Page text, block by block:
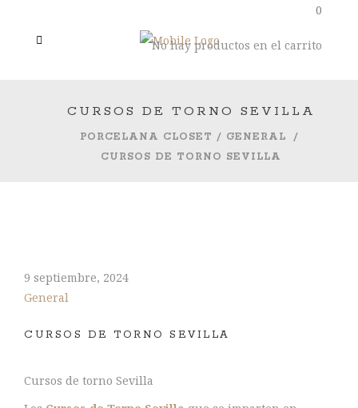
0
No hay productos en el carrito
CURSOS DE TORNO SEVILLA
PORCELANA CLOSET / GENERAL
/
CURSOS DE TORNO SEVILLA
9 septiembre, 2024
General
CURSOS DE TORNO SEVILLA
Cursos de torno Sevilla